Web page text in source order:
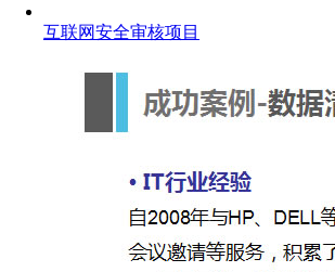
互联网安全审核项目